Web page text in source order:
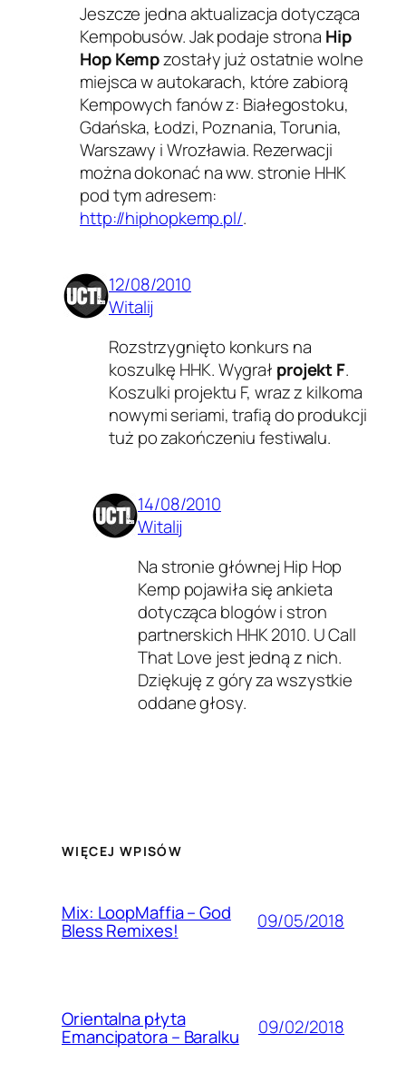
Jeszcze jedna aktualizacja dotycząca
Kempobusów. Jak podaje strona Hip
Hop Kempzostały już ostatnie wolne
miejsca w autokarach, które zabiorą
Kempowych fanów z: Białegostoku,
Gdańska, Łodzi, Poznania, Torunia,
Warszawy i Wrozławia. Rezerwacji
można dokonać na ww. stronie HHK
pod tym adresem:
http://hiphopkemp.pl/.
12/08/2010
Witalij
Rozstrzygnięto konkurs na
koszulkę HHK. Wygrał projekt F.
Koszulki projektu F, wraz z kilkoma
nowymi seriami, trafią do produkcji
tuż po zakończeniu festiwalu.
14/08/2010
Witalij
Na stronie głównej Hip Hop
Kemp pojawiła się ankieta
dotycząca blogów i stron
partnerskich HHK 2010. U Call
That Love jest jedną z nich.
Dziękuję z góry za wszystkie
oddane głosy.
WIĘCEJ WPISÓW
Mix: LoopMaffia – God
Bless Remixes! 09/05/2018
Orientalna płyta
Emancipatora – Baralku 09/02/2018